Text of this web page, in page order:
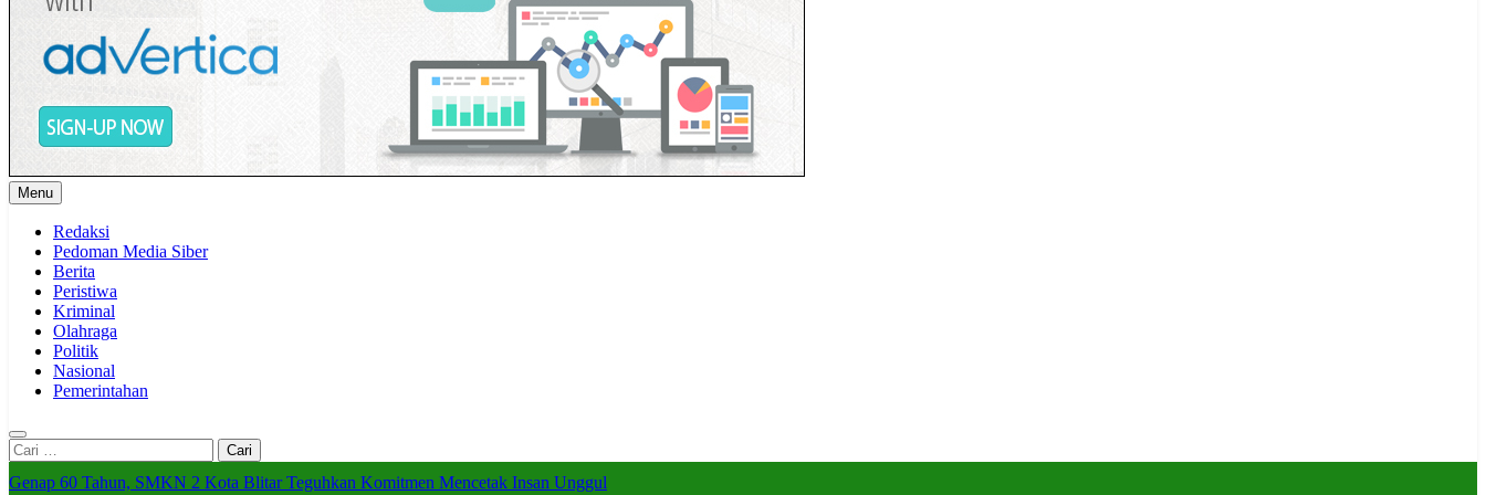
Menu
Redaksi
Pedoman Media Siber
Berita
Peristiwa
Kriminal
Olahraga
Politik
Nasional
Pemerintahan
Cari
untuk:
Genap 60 Tahun, SMKN 2 Kota Blitar Teguhkan Komitmen Mencetak Insan Unggul